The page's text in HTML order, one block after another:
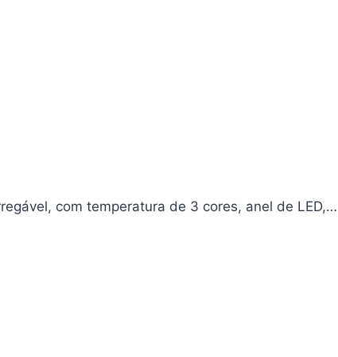
com temperatura de 3 cores, anel de LED,…